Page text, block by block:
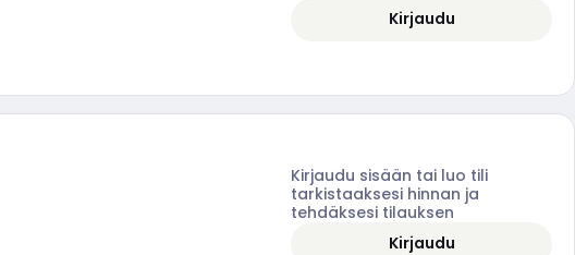
Kirjaudu
Kirjaudu sisään tai luo tili
tarkistaaksesi hinnan ja
tehdäksesi tilauksen
Kirjaudu